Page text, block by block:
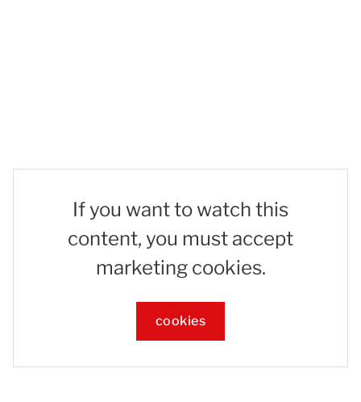
If you want to watch this
content, you must accept
marketing cookies.
cookies